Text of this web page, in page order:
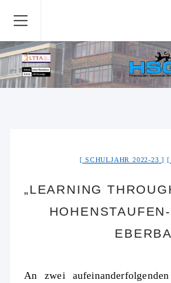
SCHULJAHR 2022-23
„LEARNING
An zwei